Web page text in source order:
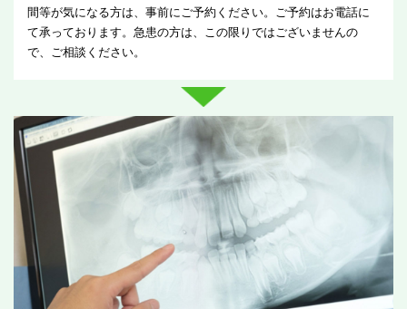
間等が気になる方は、事前にご予約ください。ご予約はお電話に
て承っております。急患の方は、この限りではございませんの
で、ご相談ください。